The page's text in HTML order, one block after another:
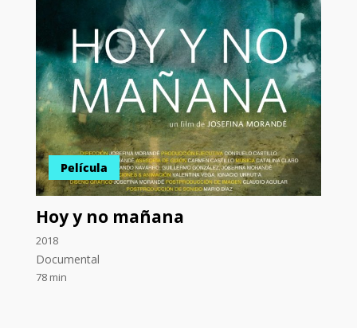
Película
Hoy y no mañana
2018
Documental
78 min